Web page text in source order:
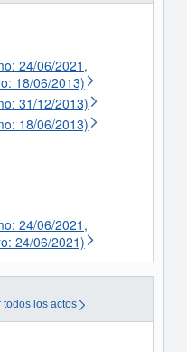
24/06/2021,
18/06/2013)
31/12/2013)
18/06/2013)
24/06/2021,
24/06/2021)
todos los actos